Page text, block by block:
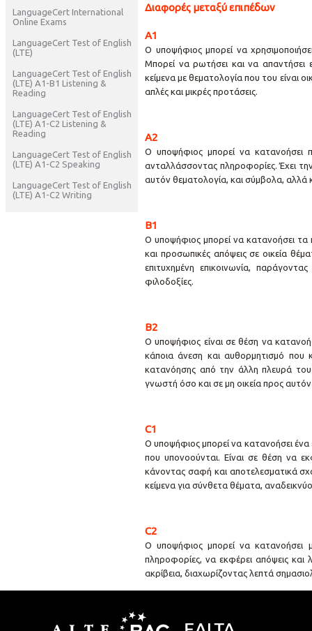
LanguageCert International
Online Exams
LanguageCert Test of English
(LTE)
LanguageCert Test of English
(LTE) A1-B1 Listening &
Reading
LanguageCert Test of English
(LTE) A1-C2 Listening &
Reading
LanguageCert Test of English
(LTE) A1-C2 Speaking
LanguageCert Test of English
(LTE) A1-C2 Writing
Διαφορές μεταξύ επιπέδων
A1
Ο υποψήφιος μπορεί να
Μπορεί να ρωτήσει και να απαντήσει
κείμενα με θεματολογία που του είναι
απλές και μικρές προτάσεις.
A2
Ο υποψήφιος μπορεί να κατανοήσει
ανταλλάσσοντας πληροφορίες. Έχει
αυτόν θεματολογία, και σύμβολα, αλλά
B1
Ο υποψήφιος μπορεί να κατανοήσει
και προσωπικές απόψεις σε οικεία
επιτυχημένη επικοινωνία,
φιλοδοξίες.
B2
Ο υποψήφιος είναι σε θέση να
κάποια άνεση και αυθορμητισμό που
κατανόησης από την άλλη πλευρά
γνωστή όσο και σε μη οικεία προς
C1
Ο υποψήφιος μπορεί να κατανοήσει
που υπονοούνται. Είναι σε θέση να
κάνοντας σαφή και αποτελεσματικά
κείμενα για σύνθετα θέματα,
C2
Ο υποψήφιος μπορεί να κατανοήσει
πληροφορίες, να εκφέρει απόψεις και
ακρίβεια, διαχωρίζοντας λεπτά